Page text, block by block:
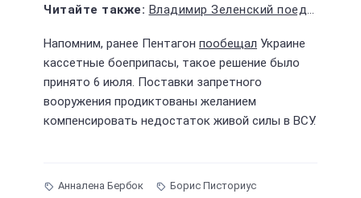
Владимир Зеленский поедет в Турцию за истребителями
Напомним, ранее Пентагон пообещал Украине
кассетные боеприпасы, такое решение было
принято 6 июля. Поставки запретного
вооружения продиктованы желанием
компенсировать недостаток живой силы в ВСУ.
Анналена Бербок
Борис Писториус